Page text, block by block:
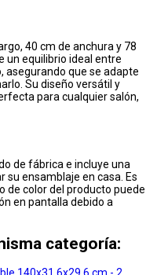
40 cm de anchura y 78
un equilibrio ideal entre
asegurando que se adapte
Su diseño versátil y
para cualquier salón,
de fábrica e incluye una
ensamblaje en casa. Es
de color del producto puede
en pantalla debido a
categoría: